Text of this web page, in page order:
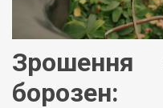
борозен: